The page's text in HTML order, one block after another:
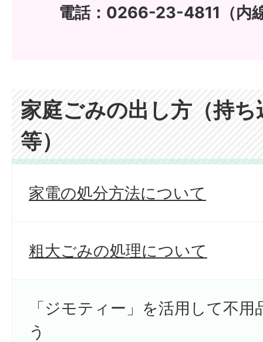
電話：0266-23-4811（内
家庭ごみの出し方（持
等）
家電の処分方法について
粗大ごみの処理について
「ジモティー」を活用して不
う